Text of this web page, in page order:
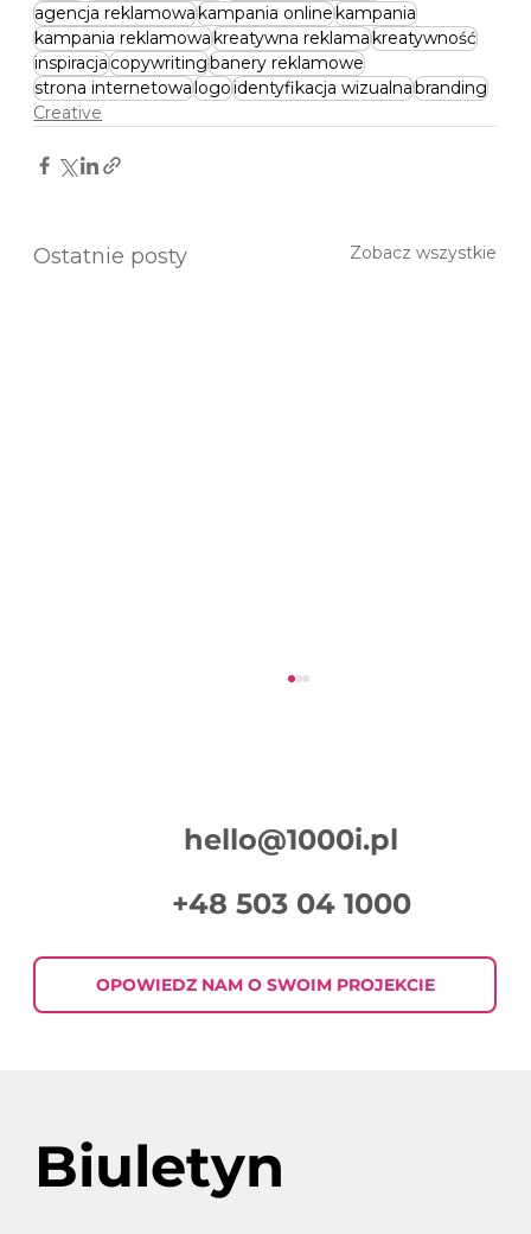
agencja reklamowakampania onlinekampania
kampania reklamowakreatywna reklamakreatywność
inspiracjacopywritingbanery reklamowe
strona internetowalogoidentyfikacja wizualnabranding
Creative
Ostatnie posty Zobacz wszystkie
Jak pisać skuteczne treści do
mailingów?
hello@1000i.pl
+48 503 04 1000
OPOWIEDZ NAM O SWOIM PROJEKCIE
Biuletyn